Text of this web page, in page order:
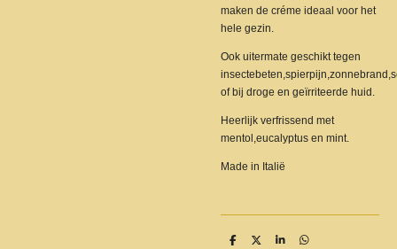
maken de créme ideaal voor het
hele gezin.
Ook uitermate geschikt tegen
of bij droge en geïrriteerde huid.
Heerlijk verfrissend met
mentol,eucalyptus en mint.
Made in Italië
S S S S